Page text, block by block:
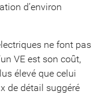
d’environ
ne font pas
VE est son coût,
élevé que celui
de détail suggéré